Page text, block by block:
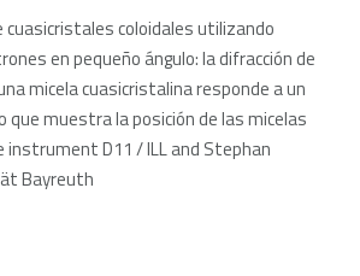
coloidales utilizando
en pequeño ángulo: la difracción de
micela cuasicristalina responde a un
que muestra la posición de las micelas
instrument D11 / ILL and Stephan
Bayreuth